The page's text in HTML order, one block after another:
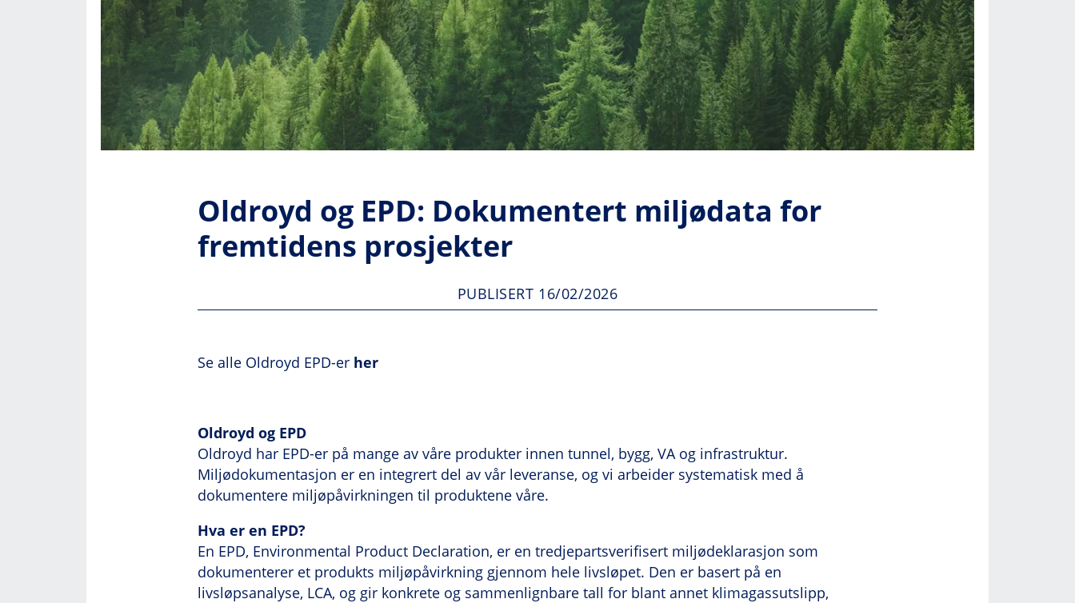
Oldroyd og EPD: Dokumentert miljødata for
fremtidens prosjekter
PUBLISERT 16/02/2026
Se alle Oldroyd EPD-er her
Oldroyd og EPD
Oldroyd har EPD-er på mange av våre produkter innen tunnel, bygg, VA og infrastruktur.
Miljødokumentasjon er en integrert del av vår leveranse, og vi arbeider systematisk med å
dokumentere miljøpåvirkningen til produktene våre.
Hva er en EPD?
En EPD, Environmental Product Declaration, er en tredjepartsverifisert miljødeklarasjon som
dokumenterer et produkts miljøpåvirkning gjennom hele livsløpet. Den er basert på en
livsløpsanalyse, LCA, og gir konkrete og sammenlignbare tall for blant annet klimagassutslipp,